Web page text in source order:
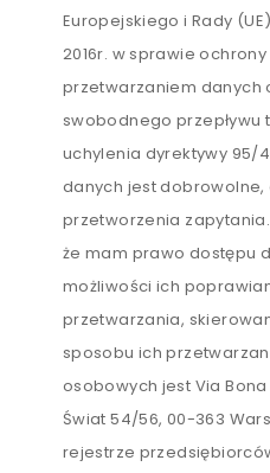
Europejskiego i Rady
2016r. w sprawie
przetwarzaniem danych
swobodnego przepływu
uchylenia dyrektywy 95/
danych jest
przetworzenia
że mam prawo dostępu
możliwości ich
przetwarzania,
sposobu ich
osobowych jest Via
Świat 54/56, 00-363
rejestrze